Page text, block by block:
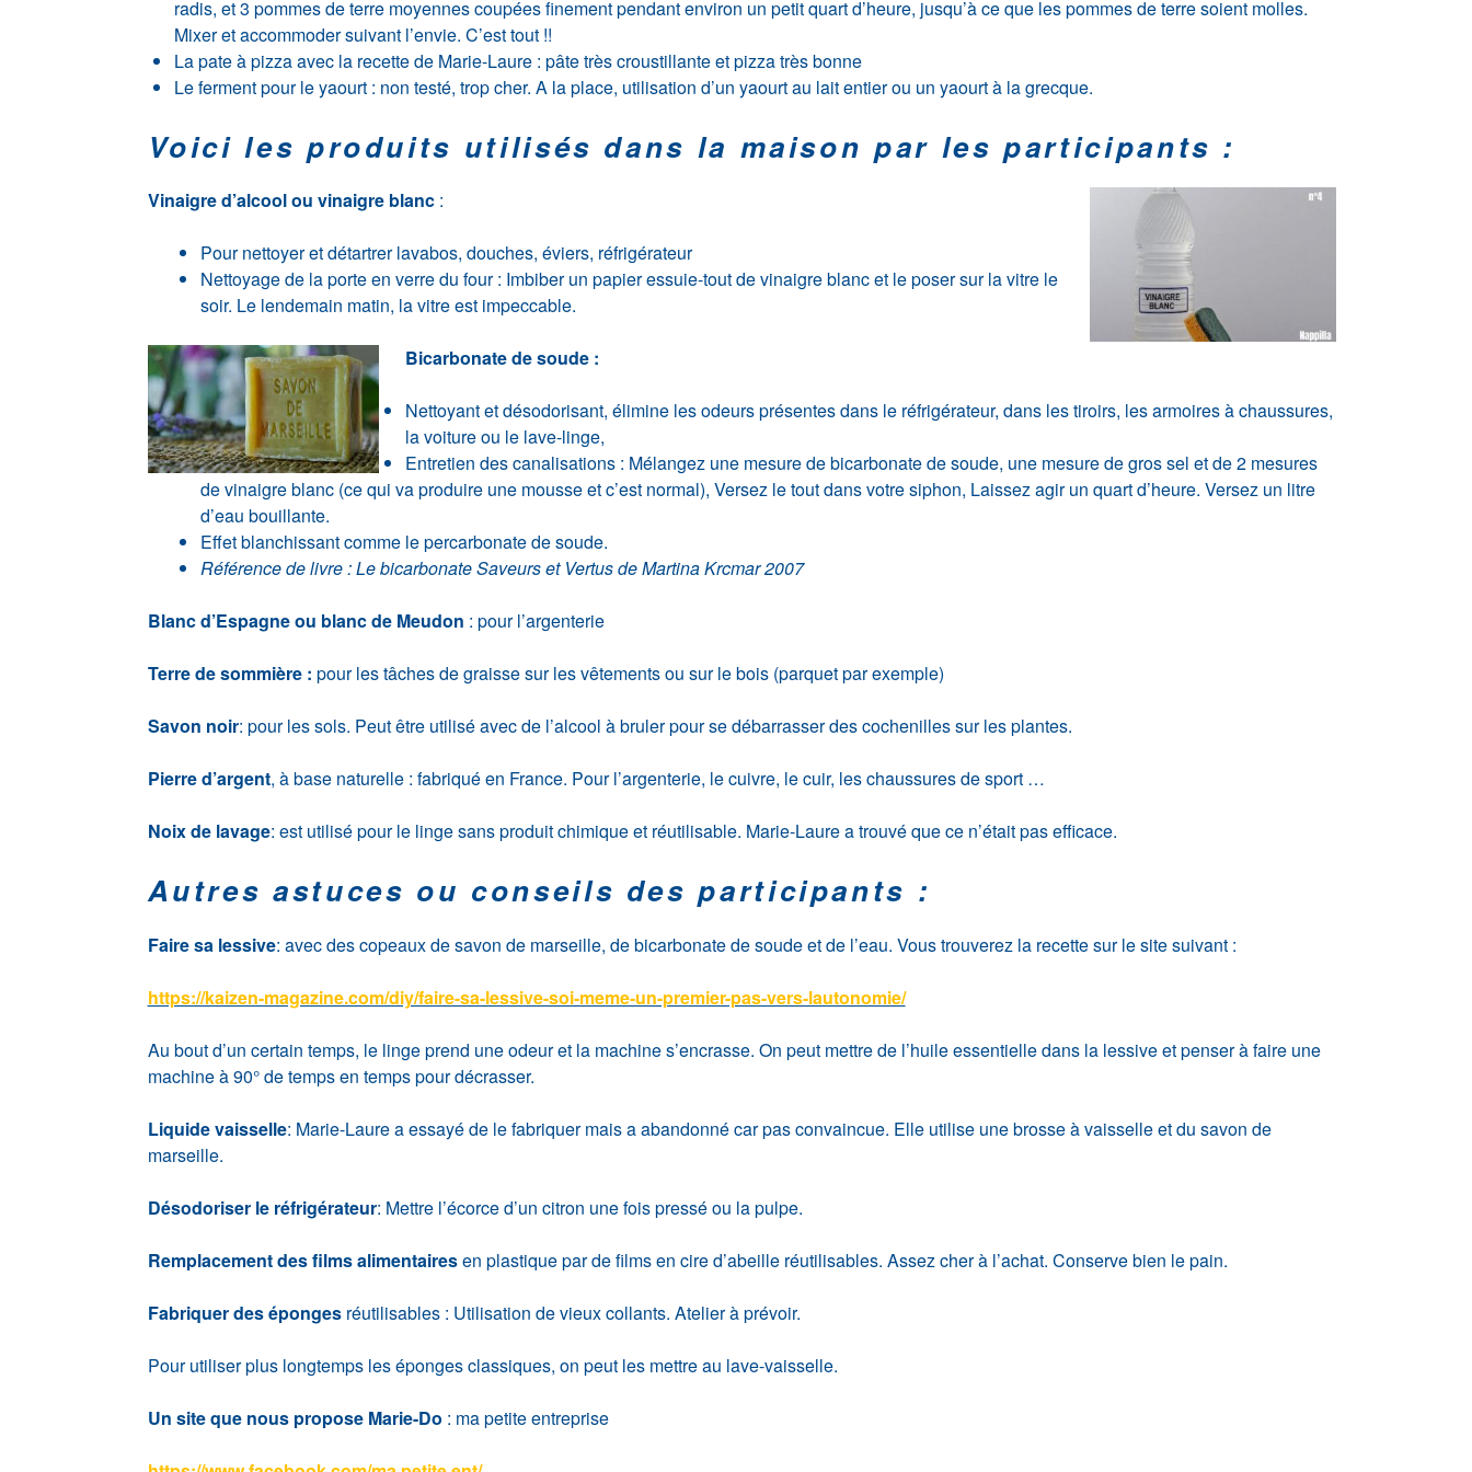
radis, et 3 pommes de terre moyennes coupées finement pendant environ un petit quart d’heure, jusqu’à ce que les pommes de terre soient molles.
Mixer et accommoder suivant l’envie. C’est tout !!
La pate à pizza avec la recette de Marie-Laure : pâte très croustillante et pizza très bonne
Le ferment pour le yaourt : non testé, trop cher. A la place, utilisation d’un yaourt au lait entier ou un yaourt à la grecque.
Voici les produits utilisés dans la maison par les participants :
Vinaigre d’alcool ou vinaigre blanc :
Pour nettoyer et détartrer lavabos, douches, éviers, réfrigérateur
Nettoyage de la porte en verre du four : Imbiber un papier essuie-tout de vinaigre blanc et le poser sur la vitre le
soir. Le lendemain matin, la vitre est impeccable.
Bicarbonate de soude :
Nettoyant et désodorisant, élimine les odeurs présentes dans le réfrigérateur, dans les tiroirs, les armoires à chaussures,
la voiture ou le lave-linge,
Entretien des canalisations : Mélangez une mesure de bicarbonate de soude, une mesure de gros sel et de 2 mesures
de vinaigre blanc (ce qui va produire une mousse et c’est normal), Versez le tout dans votre siphon, Laissez agir un quart d’heure. Versez un litre
d’eau bouillante.
Effet blanchissant comme le percarbonate de soude.
Référence de livre : Le bicarbonate Saveurs et Vertus de Martina Krcmar 2007
Blanc d’Espagne ou blanc de Meudon : pour l’argenterie
Terre de sommière : pour les tâches de graisse sur les vêtements ou sur le bois (parquet par exemple)
Savon noir: pour les sols. Peut être utilisé avec de l’alcool à bruler pour se débarrasser des cochenilles sur les plantes.
Pierre d’argent, à base naturelle : fabriqué en France. Pour l’argenterie, le cuivre, le cuir, les chaussures de sport …
Noix de lavage: est utilisé pour le linge sans produit chimique et réutilisable. Marie-Laure a trouvé que ce n’était pas efficace.
Autres astuces ou conseils des participants :
Faire sa lessive: avec des copeaux de savon de marseille, de bicarbonate de soude et de l’eau. Vous trouverez la recette sur le site suivant :
https://kaizen-magazine.com/diy/faire-sa-lessive-soi-meme-un-premier-pas-vers-lautonomie/
Au bout d’un certain temps, le linge prend une odeur et la machine s’encrasse. On peut mettre de l’huile essentielle dans la lessive et penser à faire une
machine à 90° de temps en temps pour décrasser.
Liquide vaisselle: Marie-Laure a essayé de le fabriquer mais a abandonné car pas convaincue. Elle utilise une brosse à vaisselle et du savon de
marseille.
Désodoriser le réfrigérateur: Mettre l’écorce d’un citron une fois pressé ou la pulpe.
Remplacement des films alimentairesen plastique par de films en cire d’abeille réutilisables. Assez cher à l’achat. Conserve bien le pain.
Fabriquer des éponges réutilisables : Utilisation de vieux collants. Atelier à prévoir.
Pour utiliser plus longtemps les éponges classiques, on peut les mettre au lave-vaisselle.
Un site que nous propose Marie-Do : ma petite entreprise